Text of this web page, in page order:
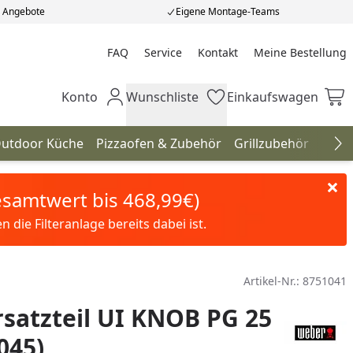
Eigene Montage-Teams
FAQ Service Kontakt Meine Bestellung
Meine Bestellung
Mein Konto
Konto Wunschliste
Wunschliste Einkaufswagen
Einkaufswagen
Küche Pizzaofen & Zubehör Grillzubehör
bis 468,99€)
die Filteranlage bereits dabei ist.
Artikel-Nr.: 8751041
UI KNOB PG 25